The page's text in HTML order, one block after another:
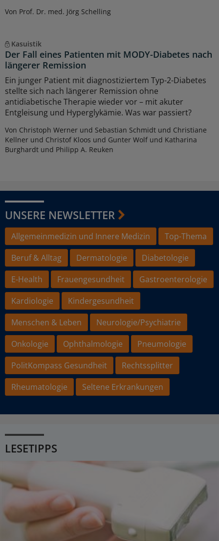
Von Prof. Dr. med. Jörg Schelling
Kasuistik
Der Fall eines Patienten mit MODY-Diabetes nach
längerer Remission
Ein junger Patient mit diagnostiziertem Typ-2-Diabetes
stellte sich nach längerer Remission ohne
antidiabetische Therapie wieder vor – mit akuter
Entgleisung und Hyperglykämie. Was war passiert?
Von Christoph Werner und Sebastian Schmidt und Christiane
Kellner und Christof Kloos und Gunter Wolf und Katharina
Burghardt und Philipp A. Reuken
UNSERE NEWSLETTER
Allgemeinmedizin und Innere Medizin
Top-Thema
Beruf & Alltag
Dermatologie
Diabetologie
E-Health
Frauengesundheit
Gastroenterologie
Kardiologie
Kindergesundheit
Menschen & Leben
Neurologie/Psychiatrie
Onkologie
Ophthalmologie
Pneumologie
PolitKompass Gesundheit
Rechtssplitter
Rheumatologie
Seltene Erkrankungen
LESETIPPS